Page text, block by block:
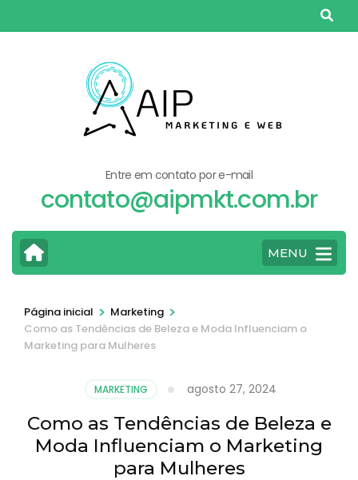
para
Entre em contato por e-mail
contato@aipmkt.com.br
MENU
Página inicial > Marketing >
Como as Tendências de Beleza e Moda Influenciam o
Marketing para Mulheres
MARKETING agosto 27, 2024
Como as Tendências de Beleza e
Moda Influenciam o Marketing
para Mulheres